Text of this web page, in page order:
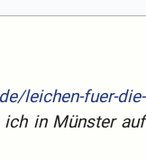
leichen-fuer-die-
in Münster auf